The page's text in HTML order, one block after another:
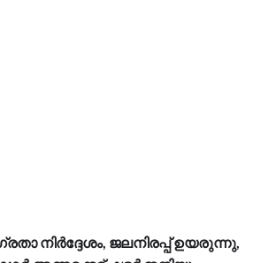
നിർദ്ദേശം, ജലനിരപ്പ് ഉയരുന്നു,